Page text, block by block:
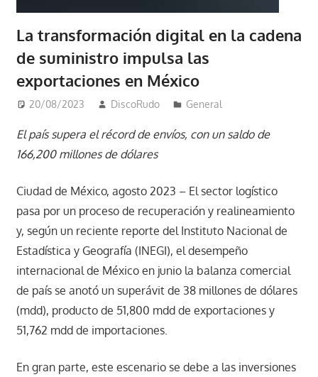
La transformación digital en la cadena
de suministro impulsa las
exportaciones en México
20/08/2023 DiscoRudo General
El país supera el récord de envíos, con un saldo de
166,200 millones de dólares
Ciudad de México, agosto 2023 – El sector logístico
pasa por un proceso de recuperación y realineamiento
y, según un reciente reporte del Instituto Nacional de
Estadística y Geografía (INEGI), el desempeño
internacional de México en junio la balanza comercial
de país se anotó un superávit de 38 millones de dólares
(mdd), producto de 51,800 mdd de exportaciones y
51,762 mdd de importaciones.
En gran parte, este escenario se debe a las inversiones